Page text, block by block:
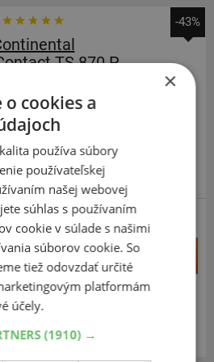
-43%
TS 870 P
+
–
ešte dnes
sklad 20 ks.
×
cookies a
používa súbory
používateľskej
našej webovej
súhlas s používaním
cookie v súlade s našimi
súborov cookie. So
tiež odovzdať určité
platformám
účely.
(1910) →